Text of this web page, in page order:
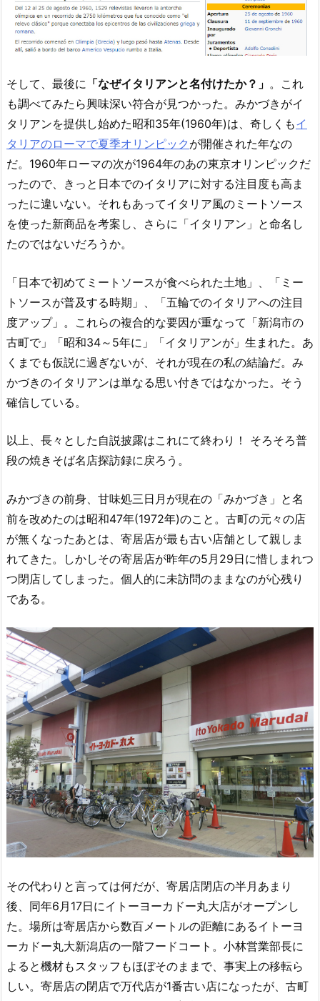
そして、最後に 「なぜイタリアンと名付けたか？」 。これ
も調べてみたら興味深い符合が見つかった。みかづきがイ
タリアンを提供し始めた昭和35年(1960年)は、奇しくもイ
タリアのローマで夏季オリンピック が開催された年なの
だ。1960年ローマの次が1964年のあの東京オリンピックだ
ったので、きっと日本でのイタリアに対する注目度も高ま
ったに違いない。それもあってイタリア風のミートソース
を使った新商品を考案し、さらに「イタリアン」と命名し
たのではないだろうか。
「日本で初めてミートソースが食べられた土地」、「ミー
トソースが普及する時期」、「五輪でのイタリアへの注目
度アップ」。これらの複合的な要因が重なって「新潟市の
古町で」「昭和34～5年に」「イタリアンが」生まれた。あ
くまでも仮説に過ぎないが、それが現在の私の結論だ。み
かづきのイタリアンは単なる思い付きではなかった。そう
確信している。
以上、長々とした自説披露はこれにて終わり！ そろそろ普
段の焼きそば名店探訪録に戻ろう。
みかづきの前身、甘味処三日月が現在の「みかづき」と名
前を改めたのは昭和47年(1972年)のこと。古町の元々の店
が無くなったあとは、寄居店が最も古い店舗として親しま
れてきた。しかしその寄居店が昨年の5月29日に惜しまれつ
つ閉店してしまった。個人的に未訪問のままなのが心残り
である。
その代わりと言っては何だが、寄居店閉店の半月あまり
後、同年6月17日にイトーヨーカドー丸大店がオープンし
た。場所は寄居店から数百メートルの距離にあるイトーヨ
ーカドー丸大新潟店の一階フードコート。小林営業部長に
よると機材もスタッフもほぼそのままで、事実上の移転ら
しい。寄居店の閉店で万代店が1番古い店になったが、古町